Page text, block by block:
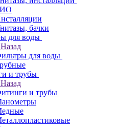
бачки
для воды
Назад
для воды
и трубы
Назад
и трубы